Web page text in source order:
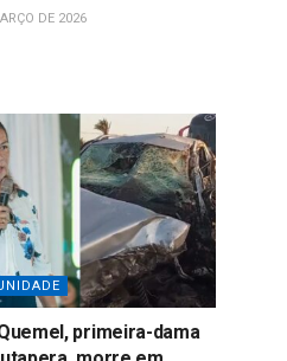
DE 2026
primeira-dama